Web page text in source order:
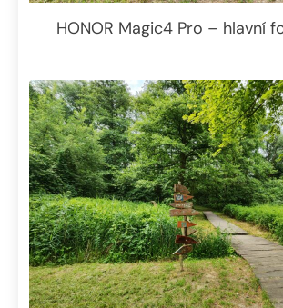
HONOR Magic4 Pro – hlavní